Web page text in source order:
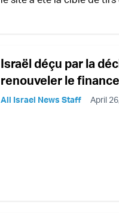
Israël déçu par la
renouveler le
All Israel News Staff April